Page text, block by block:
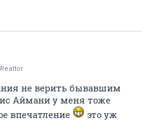
Realtor
не верить бывавшим
Аймани у меня тоже
впечатление
это уж